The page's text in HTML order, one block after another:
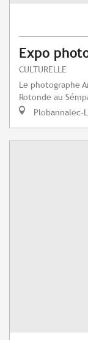
Expo
CULTURELLE
Le photographe
Rotonde au
Plobannalec-